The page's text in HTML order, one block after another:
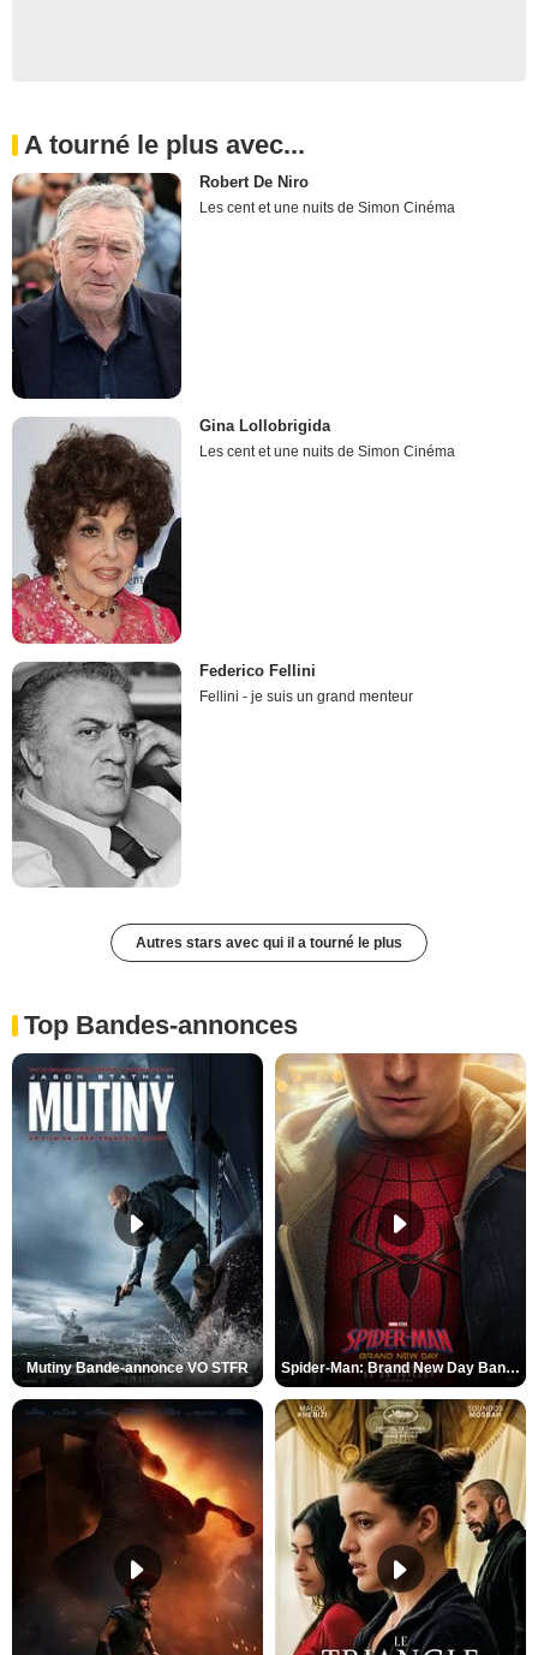
A tourné le plus avec...
Robert De Niro
Les cent et une nuits de Simon Cinéma
Gina Lollobrigida
Les cent et une nuits de Simon Cinéma
Federico Fellini
Fellini - je suis un grand menteur
Autres stars avec qui il a tourné le plus
Top Bandes-annonces
Mutiny Bande-annonce VO STFR Spider-Man: Brand New Day Bande-annonce VO STFR